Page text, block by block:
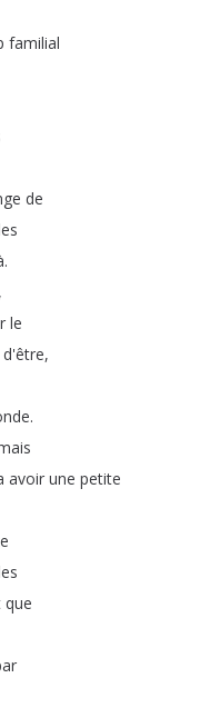
familial
de
.
le
d'être,
.
avoir une petite
que